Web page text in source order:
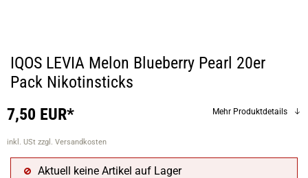
IQOS LEVIA Melon Blueberry Pearl 20er
Pack Nikotinsticks
7,50 EUR*
inkl. USt zzgl. Versandkosten
Mehr Produktdetails
Aktuell keine Artikel auf Lager